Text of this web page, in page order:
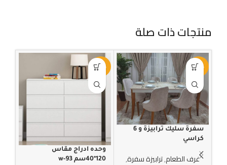
منتجات ذات صلة
-25%
سفرة سليك ترابيزة و 6
كراسي
غرف الطعام,ترابيزة سفرة,
-30%
وحده ادراج مقاس
120*40سم w-93